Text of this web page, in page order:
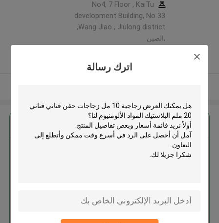
اترك رسالة
No4, 7 Floor , KaiTu
development Building, No 33
,Wang Jiao , Jiulong district
,الصين
يدقّق ممون
احصل على افضل سعر ل